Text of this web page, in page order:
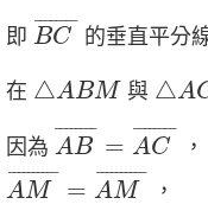
即
¯¯¯¯¯¯¯¯
BC
BC¯
的垂直平分
在 △ABM
△ A BM 與 △A
△ A
因為
¯¯¯¯¯¯¯¯
AB = ¯¯¯¯¯¯¯¯
AC
AB¯ C¯
，
¯¯¯¯¯¯¯¯¯¯
AM = ¯¯¯¯¯¯¯¯¯¯
AM
AM¯= M¯
，